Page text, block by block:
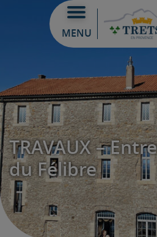
MENU
TRAVAUX –
du Félibre